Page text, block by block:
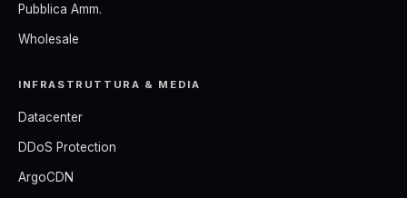
Pubblica Amm.
Wholesale
INFRASTRUTTURA & MEDIA
Datacenter
DDoS Protection
ArgoCDN